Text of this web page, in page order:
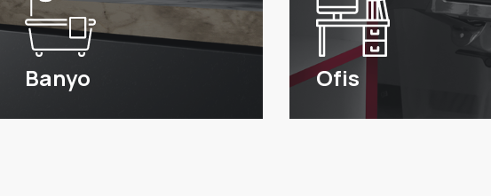
Banyo Ofis